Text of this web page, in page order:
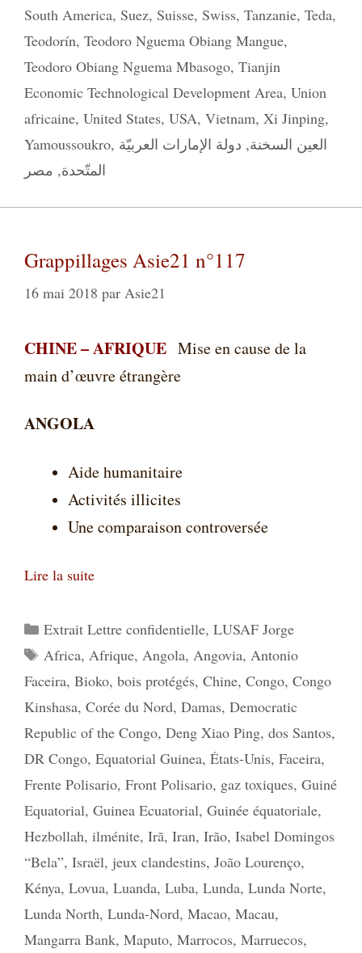
South America, Suez, Suisse, Swiss, Tanzanie, Teda,
Teodorín, Teodoro Nguema Obiang Mangue,
Teodoro Obiang Nguema Mbasogo, Tianjin
Economic Technological Development Area, Union
africaine, United States, USA, Vietnam, Xi Jinping,
Yamoussoukro, العين السخنة, دولة الإمارات العربيّة
المتّحدة, مصر
Grappillages Asie21 n°117
16 mai 2018 par Asie21
CHINE – AFRIQUE Mise en cause de la
main d’œuvre étrangère
ANGOLA
Aide humanitaire
Activités illicites
Une comparaison controversée
Lire la suite
Catégories
Extrait Lettre confidentielle, LUSAF Jorge
Étiquettes
Africa, Afrique, Angola, Angovia, Antonio
Faceira, Bioko, bois protégés, Chine, Congo, Congo
Kinshasa, Corée du Nord, Damas, Democratic
Republic of the Congo, Deng Xiao Ping, dos Santos,
DR Congo, Equatorial Guinea, États-Unis, Faceira,
Frente Polisario, Front Polisario, gaz toxiques, Guiné
Equatorial, Guinea Ecuatorial, Guinée équatoriale,
Hezbollah, ilménite, Irã, Iran, Irão, Isabel Domingos
“Bela”, Israël, jeux clandestins, João Lourenço,
Kénya, Lovua, Luanda, Luba, Lunda, Lunda Norte,
Lunda North, Lunda-Nord, Macao, Macau,
Mangarra Bank, Maputo, Marrocos, Marruecos,